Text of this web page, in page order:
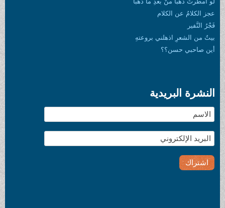
عجز الكلامُ عن الكلام
فَجْرُ النَّفير
بيتٌ من الشعرِ اذهلني بروعتهِ
أين صاحبي حسن؟؟
النشرة البريدية